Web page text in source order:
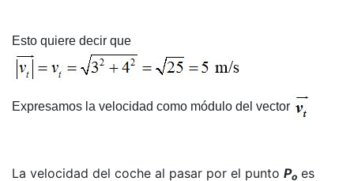
Esto quiere decir que
Expresamos la velocidad como módulo del vector
La velocidad del coche al pasar por el punto Po es